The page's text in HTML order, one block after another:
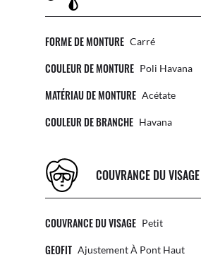
FORME DE MONTURE Carré
COULEUR DE MONTURE Poli Havana
MATÉRIAU DE MONTURE Acétate
COULEUR DE BRANCHE Havana
COUVRANCE DU VISAGE
COUVRANCE DU VISAGE Petit
GEOFIT Ajustement À Pont Haut